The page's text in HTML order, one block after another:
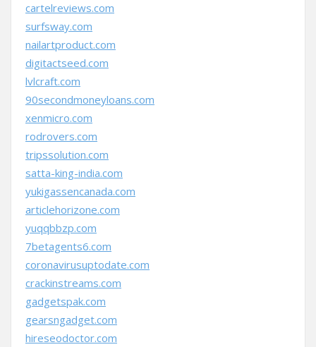
cartelreviews.com
surfsway.com
nailartproduct.com
digitactseed.com
lvlcraft.com
90secondmoneyloans.com
xenmicro.com
rodrovers.com
tripssolution.com
satta-king-india.com
yukigassencanada.com
articlehorizone.com
yuqqbbzp.com
7betagents6.com
coronavirusuptodate.com
crackinstreams.com
gadgetspak.com
gearsngadget.com
hireseodoctor.com